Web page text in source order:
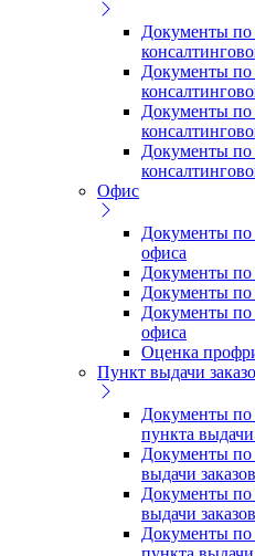
Документы по
Документы по
Документы
Документы по
Офис
Документы по
офиса
Документы по
Документы по
Документы по
офиса
Оценка
Пункт выдачи
Документы по
пункта выдачи
Документы по
выдачи заказов
Документы по
выдачи заказов
Документы по